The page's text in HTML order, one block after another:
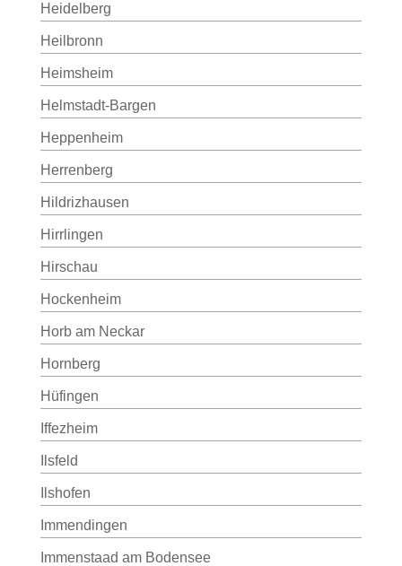
Heidelberg
Heilbronn
Heimsheim
Helmstadt-Bargen
Heppenheim
Herrenberg
Hildrizhausen
Hirrlingen
Hirschau
Hockenheim
Horb am Neckar
Hornberg
Hüfingen
Iffezheim
Ilsfeld
Ilshofen
Immendingen
Immenstaad am Bodensee